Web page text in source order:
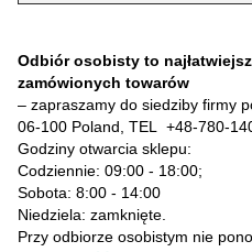
Odbiór osobisty to
zamówionych towarów
– zapraszamy do siedziby firmy
06-100 Poland, TEL +48-780-
Godziny otwarcia sklepu:
Codziennie: 09:00 - 18:00;
Sobota: 8:00 - 14:00
Niedziela: zamknięte.
Przy odbiorze osobistym nie